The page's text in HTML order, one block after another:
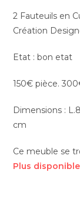
2 Fauteuils en
Création
Etat : bon etat
150€ pièce.
Dimensions :
cm
Ce meuble se
Plus